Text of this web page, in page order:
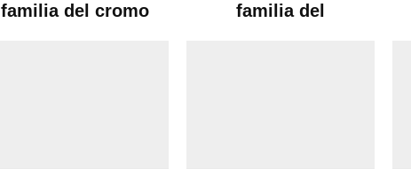
familia del cromo
familia del